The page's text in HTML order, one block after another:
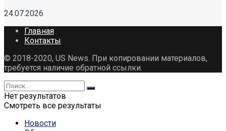
24.07.2026
Главная
Контакты
© 2018-2020, US News. При копировании материалов,
требуется наличие обратной ссылки.
Нет результатов
Смотреть все результаты
Новости